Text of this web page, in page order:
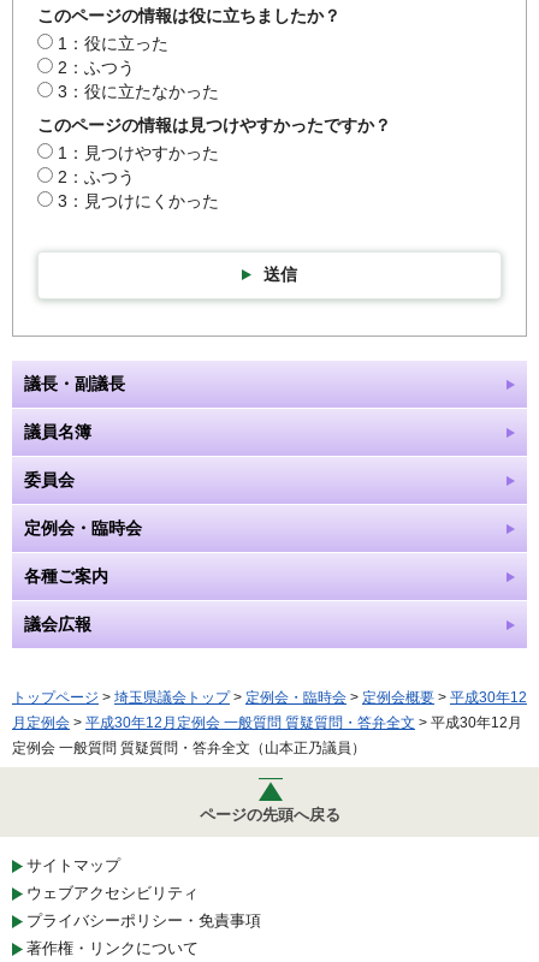
このページの情報は役に立ちましたか？
1：役に立った
2：ふつう
3：役に立たなかった
このページの情報は見つけやすかったですか？
1：見つけやすかった
2：ふつう
3：見つけにくかった
送信
議長・副議長
議員名簿
委員会
定例会・臨時会
各種ご案内
議会広報
トップページ > 埼玉県議会トップ> 定例会・臨時会 > 定例会概要 > 平成30年12
月定例会 > 平成30年12月定例会 一般質問 質疑質問・答弁全文 > 平成30年12月
定例会 一般質問 質疑質問・答弁全文（山本正乃議員）
ページの先頭へ戻る
サイトマップ
ウェブアクセシビリティ
プライバシーポリシー・免責事項
著作権・リンクについて